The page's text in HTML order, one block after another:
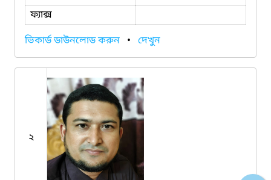
ফ্যাক্স
ভিকার্ড ডাউনলোড করুন • দেখুন
২